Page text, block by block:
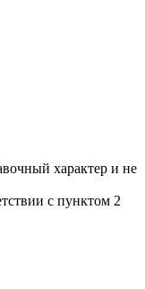
характер и не
с пунктом 2